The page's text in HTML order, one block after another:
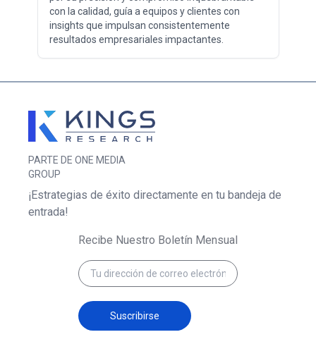
con la calidad, guía a equipos y clientes con
insights que impulsan consistentemente
resultados empresariales impactantes.
PARTE DE ONE MEDIA
GROUP
¡Estrategias de éxito directamente en tu bandeja de
entrada!
Recibe Nuestro Boletín Mensual
Suscribirse